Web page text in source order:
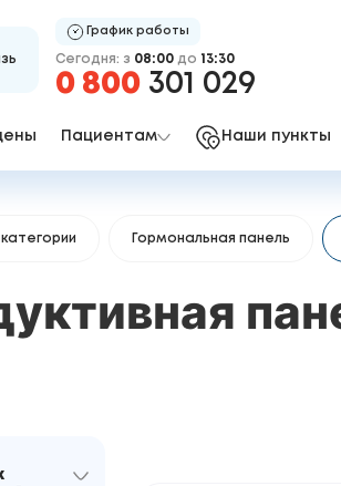
График работы
Сегодня: з 08:00 до 13:30
0 800 301 029
Пациентам Наши пункты
Гормональная панель